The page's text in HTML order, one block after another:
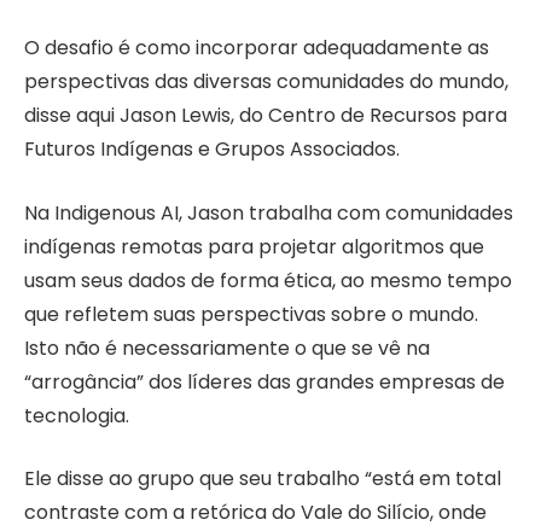
O desafio é como incorporar adequadamente as
perspectivas das diversas comunidades do mundo,
disse aqui Jason Lewis, do Centro de Recursos para
Futuros Indígenas e Grupos Associados.
Na Indigenous AI, Jason trabalha com comunidades
indígenas remotas para projetar algoritmos que
usam seus dados de forma ética, ao mesmo tempo
que refletem suas perspectivas sobre o mundo.
Isto não é necessariamente o que se vê na
“arrogância” dos líderes das grandes empresas de
tecnologia.
Ele disse ao grupo que seu trabalho “está em total
contraste com a retórica do Vale do Silício, onde